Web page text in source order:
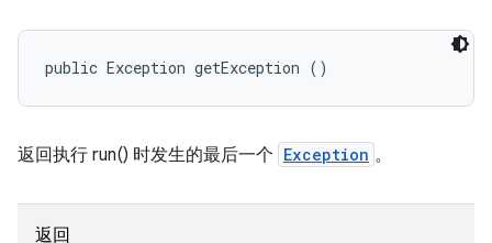
public Exception getException ()
返回执行 run() 时发生的最后一个 Exception 。
返回